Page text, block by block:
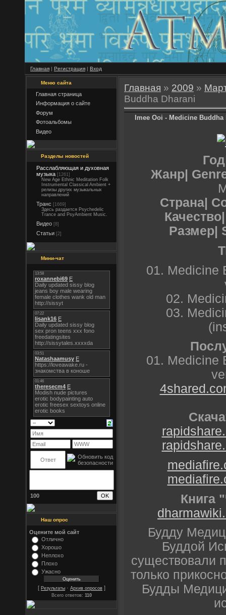
Главная | Регистрация | Вход
Меню сайта
Главная страница
Информация о сайте
Форум
Фотоальбомы
Видео
Разделы новостей
Расслабляющая и духовная
музыка [1261]
New Age Ethnic Meditation Folk
Instrumental Classical Ambient +
релизы других музыкальных
направлений
Транс [1669]
Здесь раздается Psychedelic
Trance and PsyAmbient Music.
Видео [8]
Статьи [2]
Мини-чат
100
Наш опрос
Оцените мой сайт
Отлично
Хорошо
Неплохо
Плохо
Ужасно
[ Результаты · Архив опросов ]
Всего ответов: 110
Главная » 2009 »
Buddha Dharani
Imee Ooi - Medicine Buddha
Жанр|
Страна|
Размер|
01. Medicine
02.
03.
01. Medicine
Книга
Будду
Буддой
существовали
только
Будды